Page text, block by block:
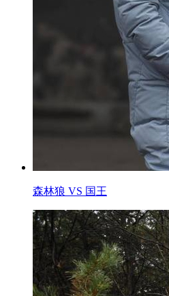
森林狼 VS 国王